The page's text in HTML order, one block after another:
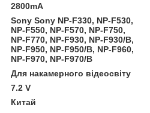
2800mA
Sony Sony NP-F330, NP-F530,
NP-F550, NP-F570, NP-F750,
NP-F770, NP-F930, NP-F930/B,
NP-F950, NP-F950/B, NP-F960,
NP-F970, NP-F970/B
Для накамерного відеосвіту
7.2 V
Китай